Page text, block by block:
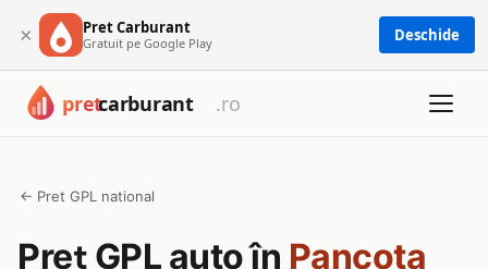
× Pret Carburant
Gratuit pe Google Play Deschide
← Pret GPL national
Preț GPL auto în Pancota